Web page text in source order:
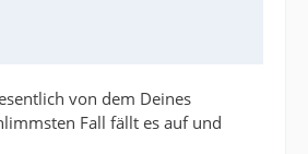
von dem Deines
Fall fällt es auf und